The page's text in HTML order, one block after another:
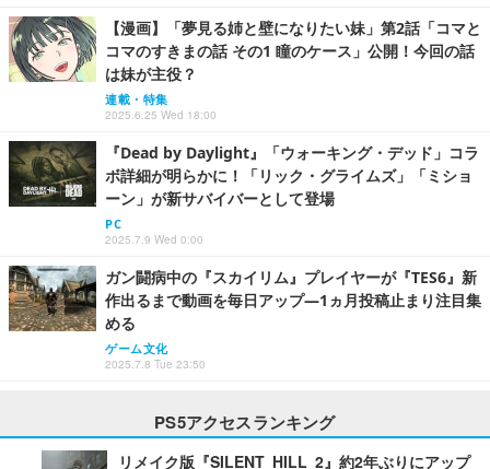
【漫画】「夢見る姉と壁になりたい妹」第2話「コマと
コマのすきまの話 その1 瞳のケース」公開！今回の話
は妹が主役？
連載・特集
2025.6.25 Wed 18:00
『Dead by Daylight』「ウォーキング・デッド」コラ
ボ詳細が明らかに！「リック・グライムズ」「ミショ
ーン」が新サバイバーとして登場
PC
2025.7.9 Wed 0:00
ガン闘病中の『スカイリム』プレイヤーが『TES6』新
作出るまで動画を毎日アップ―1ヵ月投稿止まり注目集
める
ゲーム文化
2025.7.8 Tue 23:50
PS5アクセスランキング
リメイク版『SILENT HILL 2』約2年ぶりにアップ